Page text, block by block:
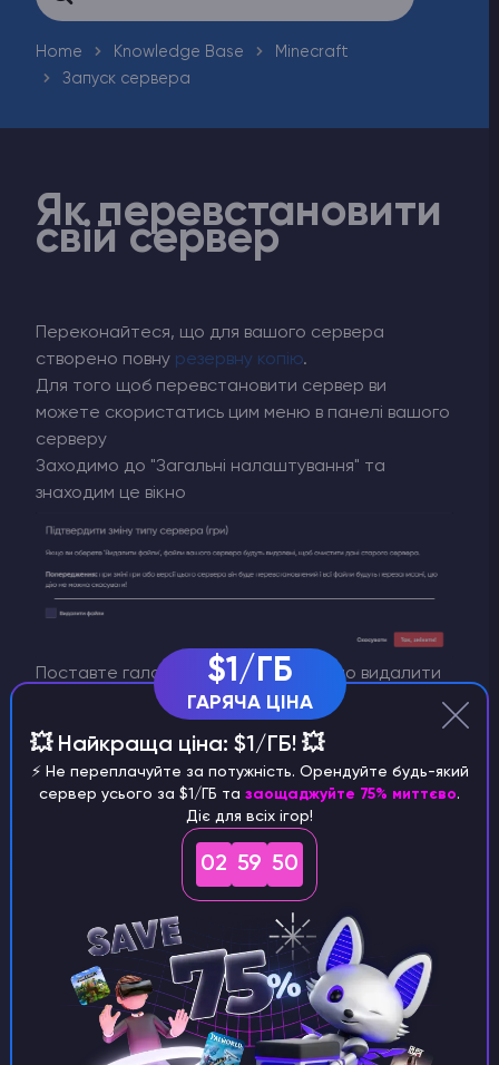
For
Home Knowledge Base
Minecraft
Запуск сервера
Як перевстановити
свій сервер
Переконайтеся, що для вашого сервера
створено повну резервну копію.
Для того щоб перевстановити сервер ви
можете скористатись цим меню в панелі вашого
серверу
Заходимо до "Загальні налаштування" та
знаходим це вікно
Поставте галочку, якщо вам потрібно видалити
все файли. За змовченням перевстановлення
серверу зберігає деякі користувацькі файли.
Та натисніть "Так, перевстановіть сервер"
Як змінити гру або обрати іншу версію серверу
Заходимо до "Загальні налаштування" та
знаходим це вікно
$1/ГБ
ГАРЯЧА ЦІНА
💥 Найкраща ціна: $1/ГБ! 💥
⚡️ Не переплачуйте за потужність. Орендуйте будь-який
сервер усього за $1/ГБ та заощаджуйте 75% миттєво.
Діє для всіх ігор!
02 59 50